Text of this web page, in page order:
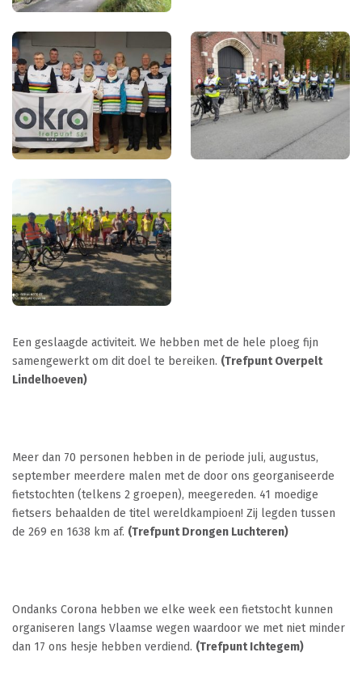
Een geslaagde activiteit. We hebben met de hele ploeg fijn
samengewerkt om dit doel te bereiken. (Trefpunt Overpelt
Lindelhoeven)
Meer dan 70 personen hebben in de periode juli, augustus,
september meerdere malen met de door ons georganiseerde
fietstochten (telkens 2 groepen), meegereden. 41 moedige
fietsers behaalden de titel wereldkampioen! Zij legden tussen
de 269 en 1638 km af. (Trefpunt Drongen Luchteren)
Ondanks Corona hebben we elke week een fietstocht kunnen
organiseren langs Vlaamse wegen waardoor we met niet minder
dan 17 ons hesje hebben verdiend. (Trefpunt Ichtegem)